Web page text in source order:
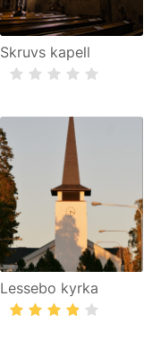
Skruvs kapell
Lessebo kyrka